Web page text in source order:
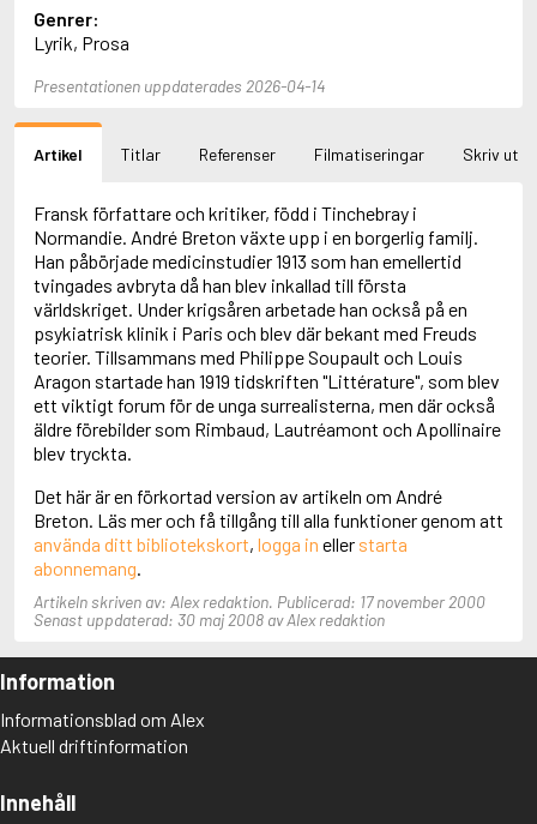
Adbåge, Emma
Adbåge, Lisen
Adelborg, Ottilia
Adichie, Chimamanda Ngozi
Adler-Olsen, Jussi
Adlerbeth, Gudmund Jöran
Adolfsson, Eva
Adolfsson, Evert
Adolfsson, Gunnar
Adolfsson, Josefine
Adolfsson, Maria
Adolphsen, Peter
Genrer:
Lyrik, Prosa
Presentationen uppdaterades 2026-04-14
Artikel Titlar Referenser Filmatiseringar Skriv ut
Fransk författare och kritiker, född i Tinchebray i
Normandie. André Breton växte upp i en borgerlig familj.
Han påbörjade medicinstudier 1913 som han emellertid
tvingades avbryta då han blev inkallad till första
världskriget. Under krigsåren arbetade han också på en
psykiatrisk klinik i Paris och blev där bekant med Freuds
teorier. Tillsammans med Philippe Soupault och Louis
Aragon startade han 1919 tidskriften "Littérature", som blev
ett viktigt forum för de unga surrealisterna, men där också
äldre förebilder som Rimbaud, Lautréamont och Apollinaire
blev tryckta.
Det här är en förkortad version av artikeln om André
Breton. Läs mer och få tillgång till alla funktioner genom att
använda ditt bibliotekskort, logga in eller starta
abonnemang
Artikeln skriven av: Alex redaktion. Publicerad: 17 november 2000
Senast uppdaterad: 30 maj 2008 av Alex redaktion
Information
Informationsblad om Alex
Aktuell driftinformation
Innehåll